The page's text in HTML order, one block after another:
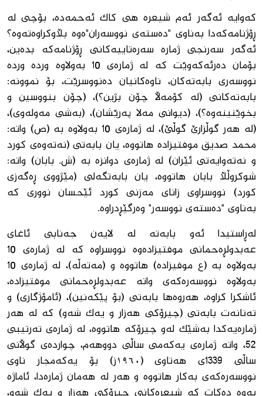
کەوایە ئەگەر ئەم شیعرە هی کاک ئەحمەدە، بۆچی لە
ڕۆژنامەکەدا بەناوی "دەستەی نووسەران"ەوە بڵاوکراوەتەوە؟
ئەگەر سەرنجی ژمارە سەرەتاییەکانی ڕۆژنامەکە بدەین،
بۆمان دەرئەکەوێت کە لە ژمارەی 10 بەولاوە وردە وردە
نووسەری بابەتەکان، ناوەکانیان دەنووسرێت، بۆ نموونە:
بابەتەکانی (لە کۆمەڵا چۆن بژین؟)، (چۆن بنووسین و
بخوێنینەوە؟)، (دیوانی مەلا پەرێشان)، (بەشی مەولەوی)،
(لە هەر گوڵزارێ گوڵێ)، لە ژمارەی 10 بەولاوە به (ص) واتە:
محمد صدیق موفتیزادە هاتووە، یان بابەتی (نەتەوەی کورد
و نەتەوایەتی ئێران) لە ژمارەی دوانزە بە (ش. بابان) واتە:
شوکروڵڵا بابان هاتووە، یان بابەتگەلی (مێژووی ڕەگەزی
کورد) نووسراوی زانای مەزنی کورد ئێحسان نووری کە
بەناوی "دەستەی نووسەر" وەرگێڕدراوە.
لەڕاستیدا ئەو بابەتە لە لایەن جەنابی ئاغای
عەبدولڕەحمانی موفتیزادەوە نووسراوە کە لە ژمارەی 10
بەولاوە بە (ع موفیزاده) هاتووە و (مەتەڵە)، لە ژمارەی 10
بەولاوە نووسەرەکەی واتە عەبدولڕەحمانی موفتیزادە،
ئاشکرا کراوە، هەروەها بابەتی (بۆ پێکەنین)، (ئامۆژگاری) و
تەنانەت بابەتی (چیرۆکی هەزار و یەک شەو) کە لە هەر
ژمارەیەکدا بەشێک لەو چیرۆکە هاتووە، لە ژمارەی تەرتیبی
52، واتە ژمارەی یەکەمی ساڵی دووهەم، چواردەی گوڵانی
ساڵی 1339ی هەتاوی (١٩٦٠ز) بۆ یەکەمجار ناوی
نووسەرەکەی بەکار هاتووە و هەر لە هەمان ژمارەدا، ئاماژە
بەوە دەکات کە شیعرەکانی چیرۆکی هەزار و یەک شەو،